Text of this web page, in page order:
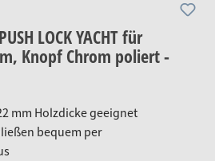
LOCK YACHT für
Knopf Chrom poliert -
mm Holzdicke geeignet
bequem per